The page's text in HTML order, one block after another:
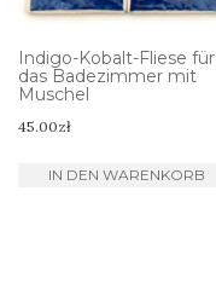
Indigo-Kobalt-Fliese für
das Badezimmer mit
Muschel
45.00zł
IN DEN WARENKORB